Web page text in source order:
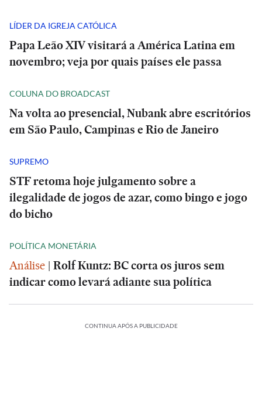
LÍDER DA IGREJA CATÓLICA
Papa Leão XIV visitará a América Latina em
novembro; veja por quais países ele passa
COLUNA DO BROADCAST
Na volta ao presencial, Nubank abre escritórios
em São Paulo, Campinas e Rio de Janeiro
SUPREMO
STF retoma hoje julgamento sobre a
ilegalidade de jogos de azar, como bingo e jogo
do bicho
POLÍTICA MONETÁRIA
Análise | Rolf Kuntz: BC corta os juros sem
indicar como levará adiante sua política
CONTINUA APÓS A PUBLICIDADE